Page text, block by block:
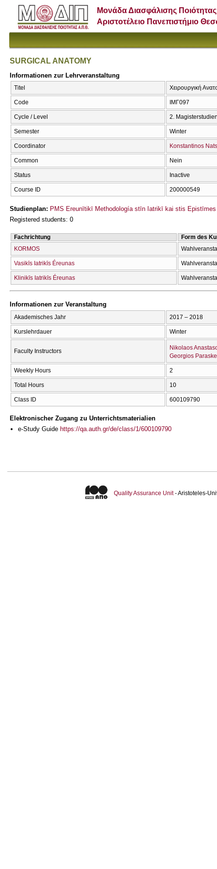
Μονάδα Διασφάλισης Ποιότητας
Αριστοτέλειο Πανεπιστήμιο
SURGICAL ANATOMY
Informationen zur Lehrveranstaltung
Titel Χειρουργική
Code ΙΜΓ097
Cycle / Level 2.
Semester Winter
Coordinator Konstantinos
Common Nein
Status Inactive
Course ID 200000549
Studienplan: PMS Ereunītikī Methodología stīn Iatrikī kai stis
Registered students: 0
Fachrichtung
Form des
KORMOS
Vasikīs Iatrikīs Éreunas
Klinikīs Iatrikīs Éreunas
Informationen zur Veranstaltung
Akademisches Jahr 2017 – 2018
Kurslehrdauer Winter
Faculty Instructors
Nikolaos
Georgios
Weekly Hours 2
Total Hours 10
Class ID 600109790
Elektronischer Zugang zu Unterrichtsmaterialien
e-Study Guide https://qa.auth.gr/de/class/1/600109790
Quality Assurance Unit- Aristoteles-